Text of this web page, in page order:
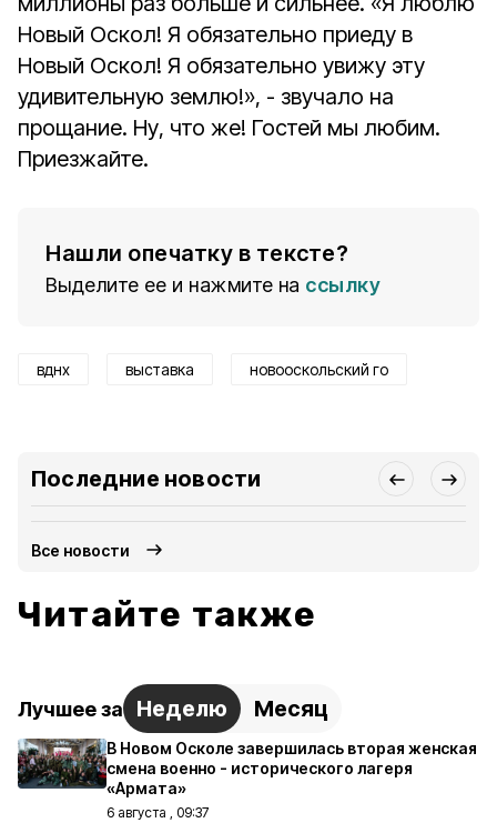
Новый Оскол! Я обязательно приеду в
Новый Оскол! Я обязательно увижу эту
удивительную землю!», - звучало на
прощание. Ну, что же! Гостей мы любим.
Приезжайте.
Нашли опечатку в тексте?
Выделите ее и нажмите на ссылку
вднх выставка новооскольский го
Последние новости
Все новости
Читайте также
Лучшее за Неделю Месяц
В Новом Осколе завершилась вторая женская
смена военно - исторического лагеря
«Армата»
6 августа , 09:37